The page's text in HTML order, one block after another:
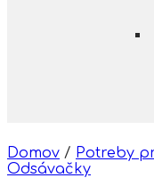
Domov / Potreby
Odsávačky